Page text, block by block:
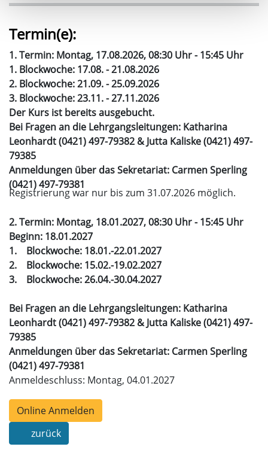
Termin(e):
1. Termin: Montag, 17.08.2026, 08:30 Uhr - 15:45 Uhr
1. Blockwoche: 17.08. - 21.08.2026
2. Blockwoche: 21.09. - 25.09.2026
3. Blockwoche: 23.11. - 27.11.2026
Der Kurs ist bereits ausgebucht.
Bei Fragen an die Lehrgangsleitungen: Katharina
Leonhardt (0421) 497-79382 & Jutta Kaliske (0421) 497-
79385
Anmeldungen über das Sekretariat: Carmen Sperling
(0421) 497-79381
Registrierung war nur bis zum 31.07.2026 möglich.
2. Termin: Montag, 18.01.2027, 08:30 Uhr - 15:45 Uhr
Beginn: 18.01.2027
1. Blockwoche: 18.01.-22.01.2027
2. Blockwoche: 15.02.-19.02.2027
3. Blockwoche: 26.04.-30.04.2027
Bei Fragen an die Lehrgangsleitungen: Katharina
Leonhardt (0421) 497-79382 & Jutta Kaliske (0421) 497-
79385
Anmeldungen über das Sekretariat: Carmen Sperling
(0421) 497-79381
Anmeldeschluss: Montag, 04.01.2027
Online Anmelden
zurück